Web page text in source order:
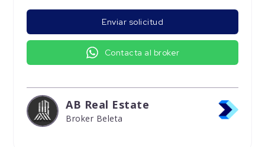
Enviar solicitud
Contacta al broker
AB Real Estate
Broker Beleta